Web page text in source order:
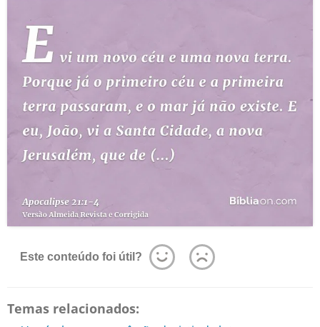
Este conteúdo foi útil?
Temas relacionados: